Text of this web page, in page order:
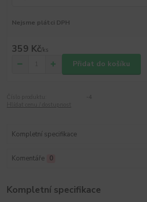
Nejsme plátci DPH
359 Kč/ks
Přidat do košíku
Kompletní specifikace
Komentáře 0
Kompletní specifikace